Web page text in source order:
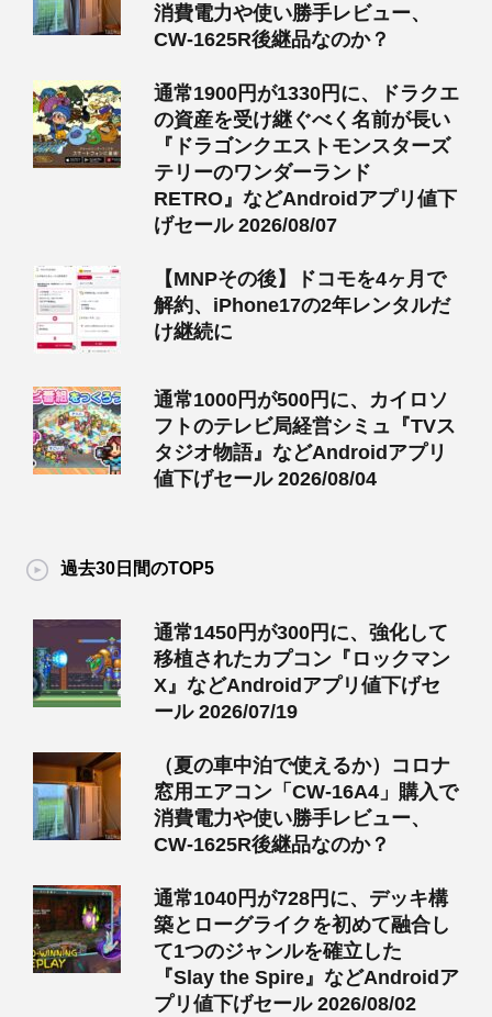
消費電力や使い勝手レビュー、
CW-1625R後継品なのか？
通常1900円が1330円に、ドラクエ
の資産を受け継ぐべく名前が長い
『ドラゴンクエストモンスターズ
テリーのワンダーランド
RETRO』などAndroidアプリ値下
げセール 2026/08/07
【MNPその後】ドコモを4ヶ月で
解約、iPhone17の2年レンタルだ
け継続に
通常1000円が500円に、カイロソ
フトのテレビ局経営シミュ『TVス
タジオ物語』などAndroidアプリ
値下げセール 2026/08/04
過去30日間のTOP5
通常1450円が300円に、強化して
移植されたカプコン『ロックマン
X』などAndroidアプリ値下げセ
ール 2026/07/19
（夏の車中泊で使えるか）コロナ
窓用エアコン「CW-16A4」購入で
消費電力や使い勝手レビュー、
CW-1625R後継品なのか？
通常1040円が728円に、デッキ構
築とローグライクを初めて融合し
て1つのジャンルを確立した
『Slay the Spire』などAndroidア
プリ値下げセール 2026/08/02